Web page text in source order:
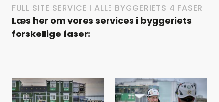
FULL SITE SERVICE I ALLE BYGGERIETS 4 FASER
Læs her om vores services i byggeriets
forskellige faser: